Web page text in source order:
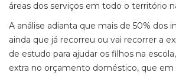
áreas dos serviços em todo o território
A análise adianta que mais de 50% dos
ainda que já recorreu ou vai recorrer a
de estudo para ajudar os filhos na
extra no orçamento doméstico, que em